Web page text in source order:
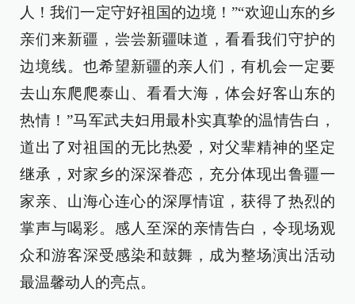
人！我们一定守好祖国的边境！”“欢迎山东的乡
亲们来新疆，尝尝新疆味道，看看我们守护的
边境线。也希望新疆的亲人们，有机会一定要
去山东爬爬泰山、看看大海，体会好客山东的
热情！”马军武夫妇用最朴实真挚的温情告白，
道出了对祖国的无比热爱，对父辈精神的坚定
继承，对家乡的深深眷恋，充分体现出鲁疆一
家亲、山海心连心的深厚情谊，获得了热烈的
掌声与喝彩。感人至深的亲情告白，令现场观
众和游客深受感染和鼓舞，成为整场演出活动
最温馨动人的亮点。